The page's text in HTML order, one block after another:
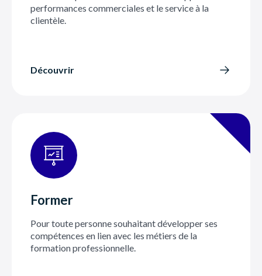
performances commerciales et le service à la
clientèle.
Découvrir
Former
Pour toute personne souhaitant développer ses
compétences en lien avec les métiers de la
formation professionnelle.